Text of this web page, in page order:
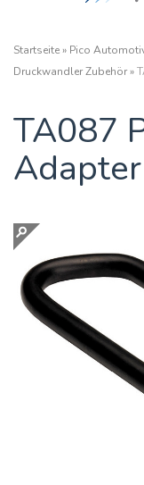
Startseite» Pico
Druckwandler Zubehör»
TA087